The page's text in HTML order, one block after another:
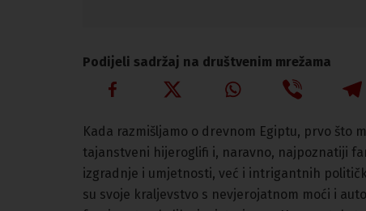
Podijeli sadržaj na društvenim mrežama
Kada razmišljamo o drevnom Egiptu, prvo što
tajanstveni hijeroglifi i, naravno, najpoznatiji
izgradnje i umjetnosti, već i intrigantnih
su svoje kraljevstvo s nevjerojatnom moći i